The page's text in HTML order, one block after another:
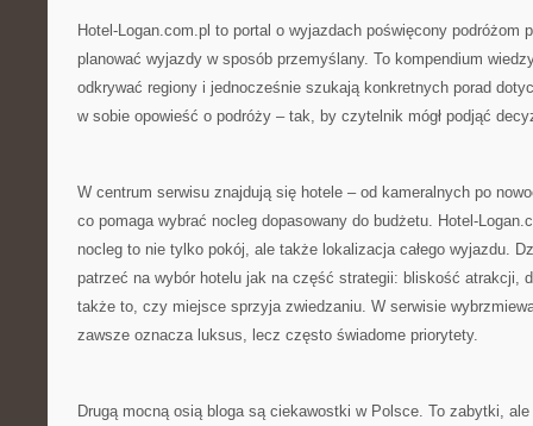
Hotel-Logan.com.pl to portal o wyjazdach poświęcony podróżom
planować wyjazdy w sposób przemyślany. To kompendium
odkrywać regiony i jednocześnie szukają konkretnych porad
w sobie opowieść o podróży – tak, by czytelnik mógł podjąć
W centrum serwisu znajdują się hotele – od kameralnych po
co pomaga wybrać nocleg dopasowany do budżetu. Hotel-
nocleg to nie tylko pokój, ale także lokalizacja całego wyjazdu.
patrzeć na wybór hotelu jak na część strategii: bliskość atrakcji,
także to, czy miejsce sprzyja zwiedzaniu. W serwisie
zawsze oznacza luksus, lecz często świadome priorytety.
Drugą mocną osią bloga są ciekawostki w Polsce. To zabytki,